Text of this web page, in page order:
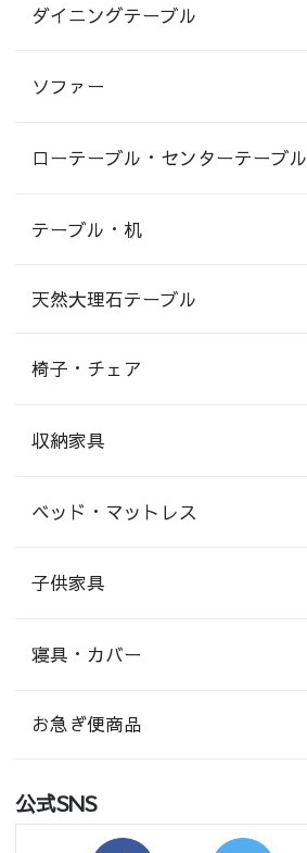
ダイニングテーブル
ソファー
ローテーブル・センターテーブル
テーブル・机
天然大理石テーブル
椅子・チェア
収納家具
ベッド・マットレス
子供家具
寝具・カバー
お急ぎ便商品
公式SNS